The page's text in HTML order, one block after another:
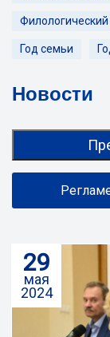
Год семьи
Новости
29
мая
2024